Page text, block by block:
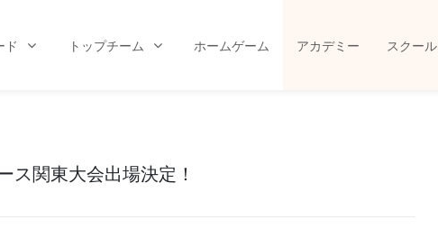
ド トップチーム ホームゲーム アカデミー スクール
ス関東大会出場決定！